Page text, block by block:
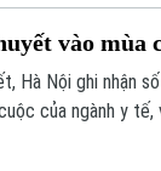
vào mùa
Hà Nội ghi nhận
của ngành y